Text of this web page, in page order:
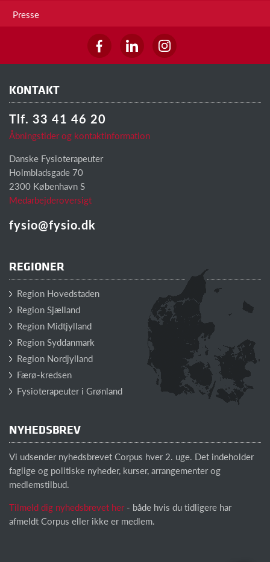
Presse
KONTAKT
Tlf. 33 41 46 20
Åbningstider og kontaktinformation
Danske Fysioterapeuter
Holmbladsgade 70
2300 København S
Medarbejderoversigt
fysio@fysio.dk
REGIONER
Region Hovedstaden
Region Sjælland
Region Midtjylland
Region Syddanmark
Region Nordjylland
Færø-kredsen
Fysioterapeuter i Grønland
NYHEDSBREV
Vi udsender nyhedsbrevet Corpus hver 2. uge. Det indeholder
faglige og politiske nyheder, kurser, arrangementer og
medlemstilbud.
Tilmeld dig nyhedsbrevet her- både hvis du tidligere har
afmeldt Corpus eller ikke er medlem.